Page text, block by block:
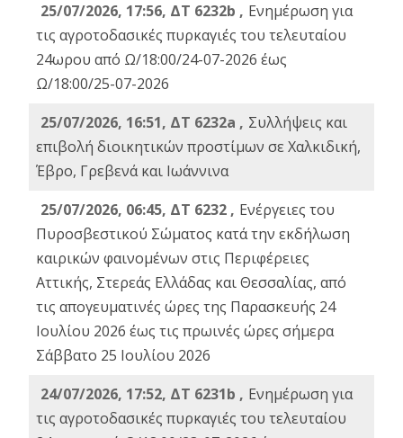
25/07/2026, 17:56, ΔΤ 6232b , Ενημέρωση για
τις αγροτοδασικές πυρκαγιές του τελευταίου
24ωρου από Ω/18:00/24-07-2026 έως
Ω/18:00/25-07-2026
25/07/2026, 16:51, ΔΤ 6232a , Συλλήψεις και
επιβολή διοικητικών προστίμων σε Χαλκιδική,
Έβρο, Γρεβενά και Ιωάννινα
25/07/2026, 06:45, ΔΤ 6232 , Ενέργειες του
Πυροσβεστικού Σώματος κατά την εκδήλωση
καιρικών φαινομένων στις Περιφέρειες
Αττικής, Στερεάς Ελλάδας και Θεσσαλίας, από
τις απογευματινές ώρες της Παρασκευής 24
Ιουλίου 2026 έως τις πρωινές ώρες σήμερα
Σάββατο 25 Ιουλίου 2026
24/07/2026, 17:52, ΔΤ 6231b , Ενημέρωση για
τις αγροτοδασικές πυρκαγιές του τελευταίου